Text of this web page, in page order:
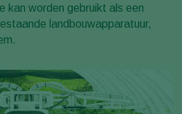
kan worden gebruikt als een
landbouwapparatuur,